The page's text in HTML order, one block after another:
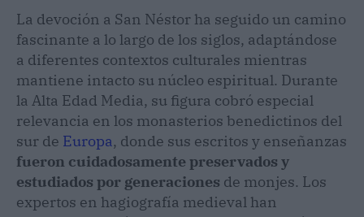
La devoción a San Néstor ha seguido un camino
fascinante a lo largo de los siglos, adaptándose
a diferentes contextos culturales mientras
mantiene intacto su núcleo espiritual. Durante
la Alta Edad Media, su figura cobró especial
relevancia en los monasterios benedictinos del
sur de Europa, donde sus escritos y enseñanzas
fueron cuidadosamente preservados y
estudiados por generaciones de monjes. Los
expertos en hagiografía medieval han